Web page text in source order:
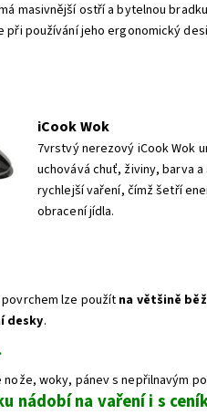
masivnější ostří a bytelnou
při používání jeho ergonomický
iCook Wok
7vrstvý nerezový iCook Wok
uchovává chuť, živiny, barva
rychlejší vaření, čímž šetří
obracení jídla.
povrchem lze použítna většině
desky.
nože, woky, pánev s nepřilnavým
nádobí na vaření i s